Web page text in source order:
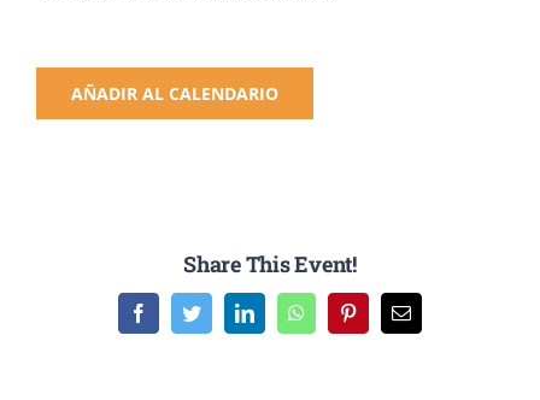
AÑADIR AL CALENDARIO
Share This Event!
FacebookTwitterLinkedInWhatsAppPinterestEmail